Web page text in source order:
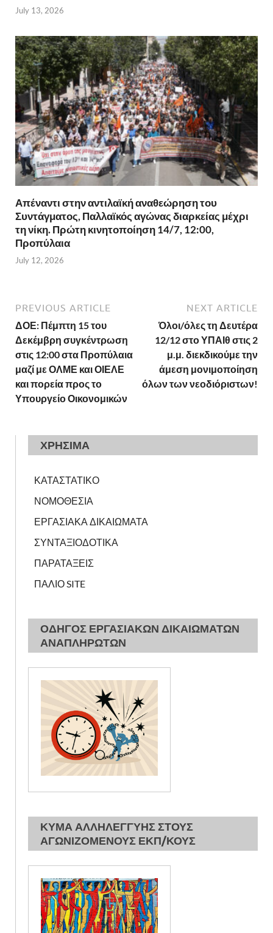
July 13, 2026
Απέναντι στην αντιλαϊκή αναθεώρηση του
Συντάγματος, Παλλαϊκός αγώνας διαρκείας μέχρι
τη νίκη. Πρώτη κινητοποίηση 14/7, 12:00,
Προπύλαια
July 12, 2026
PREVIOUS ARTICLE
ΔΟΕ: Πέμπτη 15 του
Δεκέμβρη συγκέντρωση
στις 12:00 στα Προπύλαια
μαζί με ΟΛΜΕ και ΟΙΕΛΕ
και πορεία προς το
Υπουργείο Οικονομικών
NEXT ARTICLE
Όλοι/όλες τη Δευτέρα
12/12 στο ΥΠΑΙθ στις 2
μ.μ. διεκδικούμε την
άμεση μονιμοποίηση
όλων των νεοδιόριστων!
ΧΡΗΣΙΜΑ
ΚΑΤΑΣΤΑΤΙΚΟ
ΝΟΜΟΘΕΣΙΑ
ΕΡΓΑΣΙΑΚΑ ΔΙΚΑΙΩΜΑΤΑ
ΣΥΝΤΑΞΙΟΔΟΤΙΚΑ
ΠΑΡΑΤΑΞΕΙΣ
ΠΑΛΙΟ SITE
ΟΔΗΓΟΣ ΕΡΓΑΣΙΑΚΩΝ ΔΙΚΑΙΩΜΑΤΩΝ
ΑΝΑΠΛΗΡΩΤΩΝ
ΚΥΜΑ ΑΛΛΗΛΕΓΓΥΗΣ ΣΤΟΥΣ
ΑΓΩΝΙΖΟΜΕΝΟΥΣ ΕΚΠ/ΚΟΥΣ